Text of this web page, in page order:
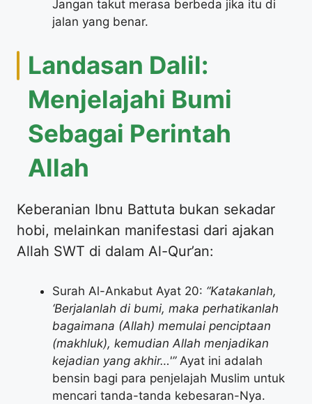
Jangan takut merasa berbeda jika itu di
jalan yang benar.
Landasan Dalil:
Menjelajahi Bumi
Sebagai Perintah
Allah
Keberanian Ibnu Battuta bukan sekadar
hobi, melainkan manifestasi dari ajakan
Allah SWT di dalam Al-Qur’an:
Surah Al-Ankabut Ayat 20: “Katakanlah,
‘Berjalanlah di bumi, maka perhatikanlah
bagaimana (Allah) memulai penciptaan
(makhluk), kemudian Allah menjadikan
kejadian yang akhir…'”Ayat ini adalah
bensin bagi para penjelajah Muslim untuk
mencari tanda-tanda kebesaran-Nya.